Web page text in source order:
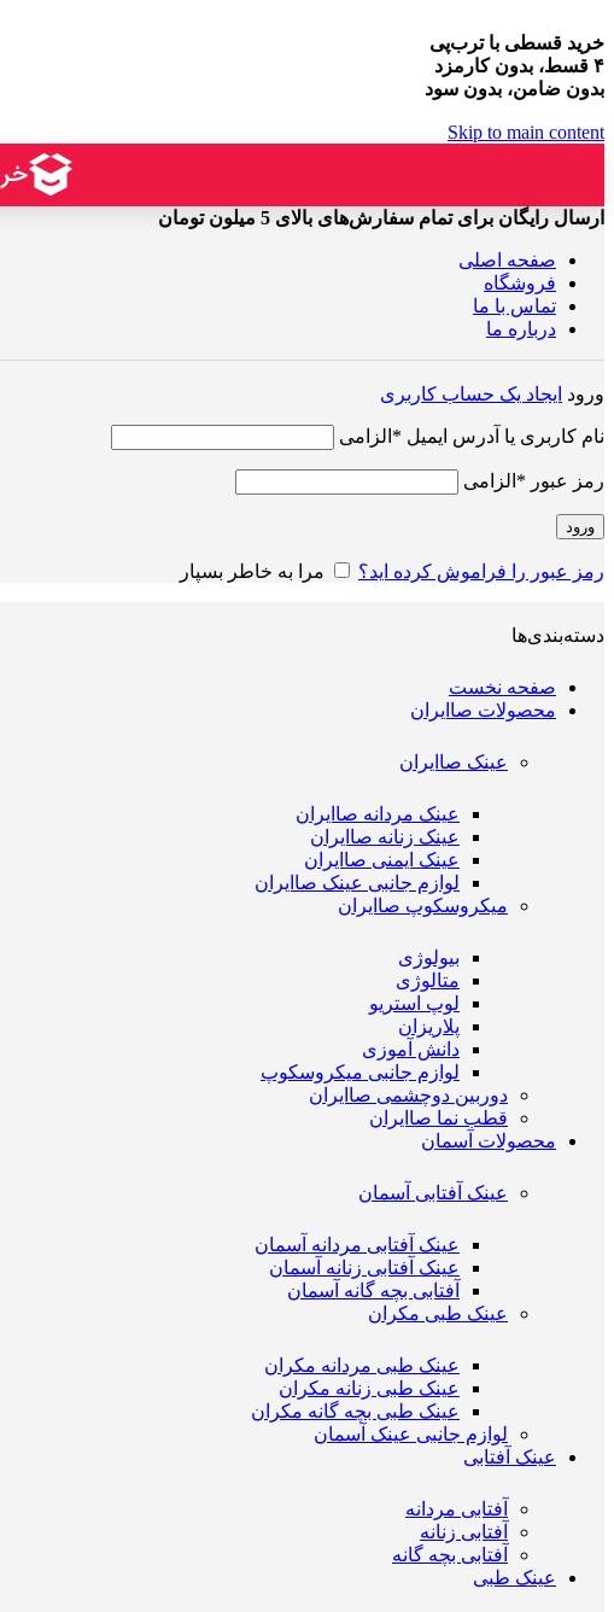
خرید قسطی با ترب‌پی
۴ قسط، بدون کارمزد
بدون ضامن، بدون سود
Skip to main content
ارسال رایگان برای تمام سفارش‌های بالای 5 میلون تومان
صفحه اصلی
فروشگاه
تماس با ما
درباره ما
ورود ایجاد یک حساب کاربری
نام کاربری یا آدرس ایمیل * الزامی
رمز عبور * الزامی
ورود
رمز عبور را فراموش کرده اید؟ مرا به خاطر بسپار
دسته‌بندی‌ها
صفحه نخست
محصولات صاایران
عینک صاایران
عینک مردانه صاایران
عینک زنانه صاایران
عینک ایمنی صاایران
لوازم جانبی عینک صاایران
میکروسکوپ صاایران
بیولوژی
متالوژی
لوپ استریو
پلاریزان
دانش آموزی
لوازم جانبی میکروسکوپ
دوربین دوچشمی صاایران
قطب نما صاایران
محصولات آسمان
عینک آفتابی آسمان
عینک آفتابی مردانه آسمان
عینک آفتابی زنانه آسمان
آفتابی بچه گانه آسمان
عینک طبی مکران
عینک طبی مردانه مکران
عینک طبی زنانه مکران
عینک طبی بچه گانه مکران
لوازم جانبی عینک آسمان
عینک آفتابی
آفتابی مردانه
آفتابی زنانه
آفتابی بچه گانه
عینک طبی